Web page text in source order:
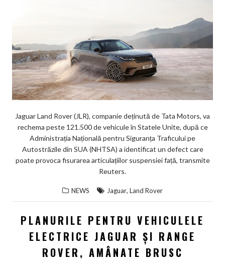
Jaguar Land Rover (JLR), companie deținută de Tata Motors, va
rechema peste 121.500 de vehicule în Statele Unite, după ce
Administrația Națională pentru Siguranța Traficului pe
Autostrăzile din SUA (NHTSA) a identificat un defect care
poate provoca fisurarea articulațiilor suspensiei față, transmite
Reuters.
NEWS Jaguar, Land Rover
PLANURILE PENTRU VEHICULELE
ELECTRICE JAGUAR ȘI RANGE
ROVER, AMÂNATE BRUSC